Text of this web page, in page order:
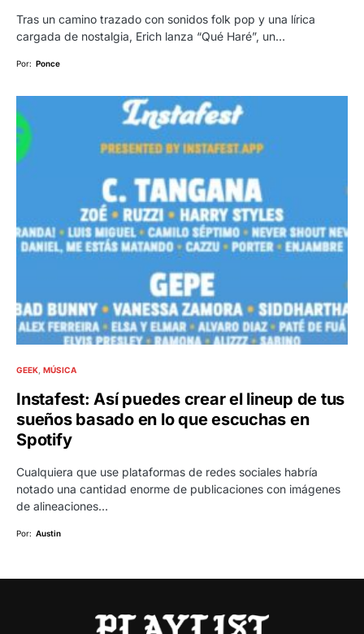
Tras un camino trazado con sonidos folk pop y una lírica
cargada de nostalgia, Erich lanza “Qué Haré”, un…
Por: Ponce
GEEK MÚSICA
Instafest: Así puedes crear el lineup de tus
sueños basado en lo que escuchas en
Spotify
Cualquiera que use plataformas de redes sociales habría
notado una cantidad enorme de publicaciones con imágenes
de alineaciones…
Por: Austin